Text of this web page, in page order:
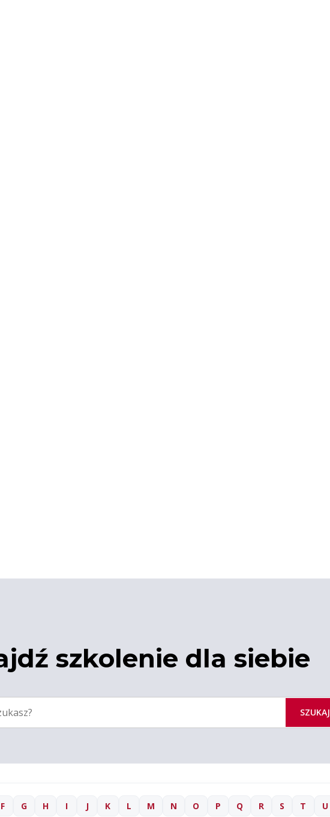
szkolenie dla siebie
SZUKAJ
F G H I J K L M N O P Q R S T U